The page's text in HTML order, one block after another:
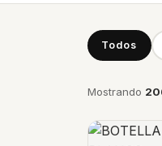
Todos
Mostrando